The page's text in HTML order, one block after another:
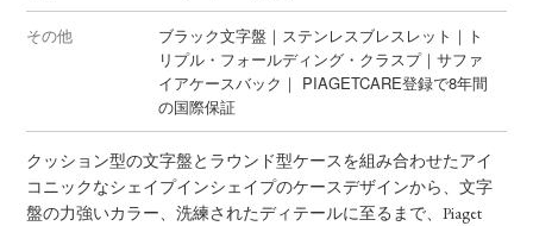
その他
ブラック文字盤｜ステンレスブレスレット｜ト
リプル・フォールディング・クラスプ｜サファ
イアケースバック｜ PIAGETCARE登録で8年間
の国際保証
クッション型の文字盤とラウンド型ケースを組み合わせたアイ
コニックなシェイプインシェイプのケースデザインから、文字
盤の力強いカラー、洗練されたディテールに至るまで、Piaget